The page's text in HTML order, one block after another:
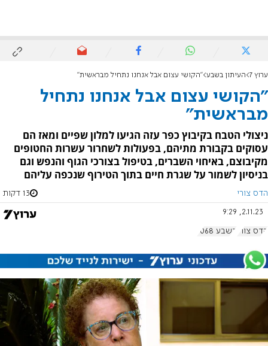
ערוץ 7 העיתון בשבע "הקושי עצום אבל אנחנו נתחיל מבראשית"
"הקושי עצום אבל אנחנו נתחיל
מבראשית"
ניצולי הטבח בקיבוץ כפר עזה הגיעו למלון שפיים ומאז הם
עסוקים בקבורת מתיהם, בפעולות לשחרור עשרות החטופים
מקיבוצם, באיחוי השברים, בטיפול בצורכי הגוף והנפש וגם
בניסיון לשמור על שגרת חיים בתוך הטירוף שנכפה עליהם
הדס צורי 13 דקות
2.11.23, 9:29
הדס צורי בשבע 1068